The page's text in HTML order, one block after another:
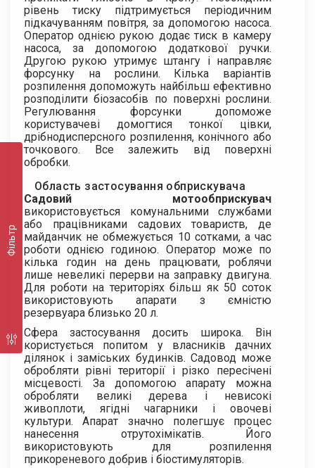
Фільтр
рівень тиску підтримується періодичним
підкачуванням повітря, за допомогою насоса.
Оператор однією рукою додає тиск в камеру
насоса, за допомогою додаткової ручки.
Другою рукою утримує штангу і направляє
форсунку на рослини. Кілька варіантів
розпилення допоможуть найбільш ефективно
розподілити біозасобів по поверхні рослини.
Регулювання форсунки допоможе
користувачеві домогтися тонкої цівки,
дрібнодисперсного розпилення, конічного або
точкового. Все залежить від поверхні
обробки.
Область застосування обприскувача
Садовий мотообприскувач
використовується комунальними службами
або працівниками садових товариств, де
майданчик не обмежується 10 сотками, а час
роботи однією годиною. Оператор може по
кілька годин на день працювати, роблячи
лише невеликі перерви на заправку двигуна.
Для роботи на територіях більш як 50 соток
використовують апарати з ємністю
резервуара близько 20 л.
Сфера застосування досить широка. Він
користується попитом у власників дачних
ділянок і заміських будинків. Садовод може
обробляти рівні території і різко пересічені
місцевості. За допомогою апарату можна
обробляти великі дерева і невисокі
живоплоти, ягідні чагарники і овочеві
культури. Апарат значно полегшує процес
нанесення отрутохімікатів. Його
використовують для розпилення
прикореневого добрив і біостимуляторів.